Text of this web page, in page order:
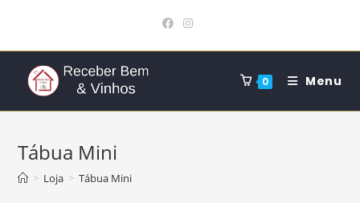
o
conteúdo
0 Menu
Tábua Mini
> Loja > Tábua Mini